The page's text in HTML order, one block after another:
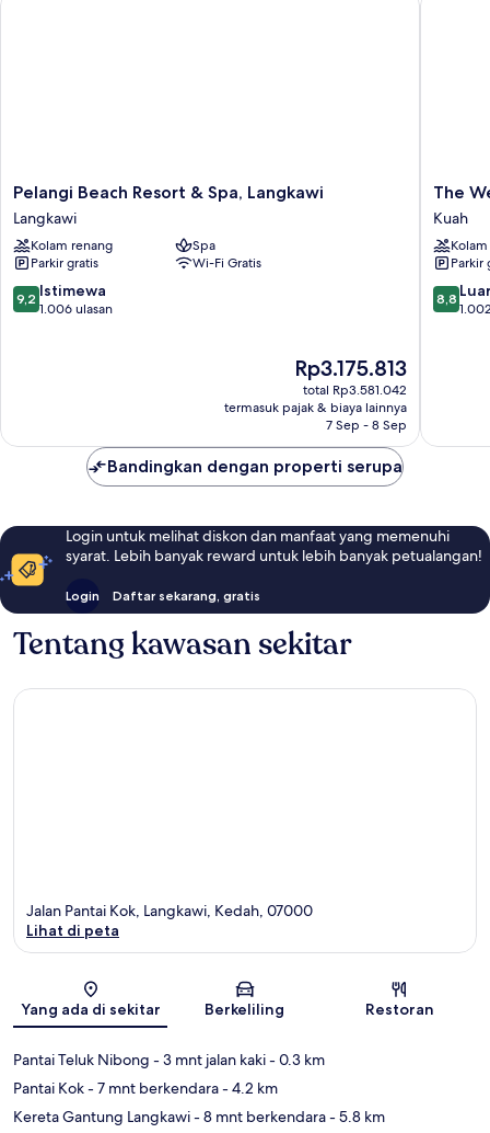
Pelangi
Beach
Resort
&
Spa,
Langkawi
Langkawi
Pelangi Beach Resort & Spa, Langkawi
Langkawi
Kolam renang
Spa
Parkir gratis
Wi-Fi Gratis
9.2
dari
9,2 Istimewa
1.006 ulasan
Harga
sekarang
Rp3.175.813
Rp3.175.813
total Rp3.581.042
termasuk pajak & biaya lainnya
7 Sep - 8 Sep
The
Westin
Resort
&
Spa
Kuah
The
Kuah
Parkir
8.8
dari
8,8
Bandingkan dengan properti serupa
Login untuk melihat diskon dan manfaat yang memenuhi
syarat. Lebih banyak reward untuk lebih banyak petualangan!
Login Daftar sekarang, gratis
Tentang kawasan sekitar
Peta
Jalan Pantai Kok, Langkawi, Kedah, 07000
Lihat di peta
Yang ada di sekitar Berkeliling Restoran
Pantai Teluk Nibong - 3 mnt jalan kaki- 0.3 km
Pantai Kok- 7 mnt berkendara- 4.2 km
Kereta Gantung Langkawi- 8 mnt berkendara- 5.8 km